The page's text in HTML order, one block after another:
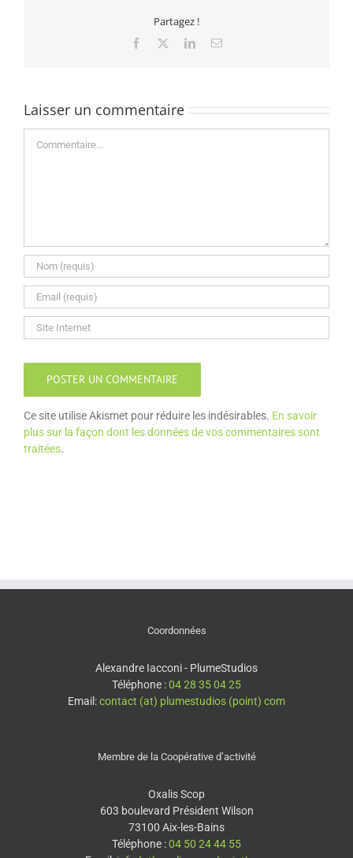
Partagez !
Facebook LinkedIn
Laisser un commentaire
Ce site utilise Akismet pour réduire les indésirables. En savoir
plus sur la façon dont les données de vos commentaires sont
traitées.
Coordonnées
Alexandre Iacconi - PlumeStudios
Téléphone :04 28 35 04 25
Email:contact (at) plumestudios (point) com
Membre de la Coopérative d’activité
Oxalis Scop
603 boulevard Président Wilson
73100 Aix-les-Bains
Téléphone :04 50 24 44 55